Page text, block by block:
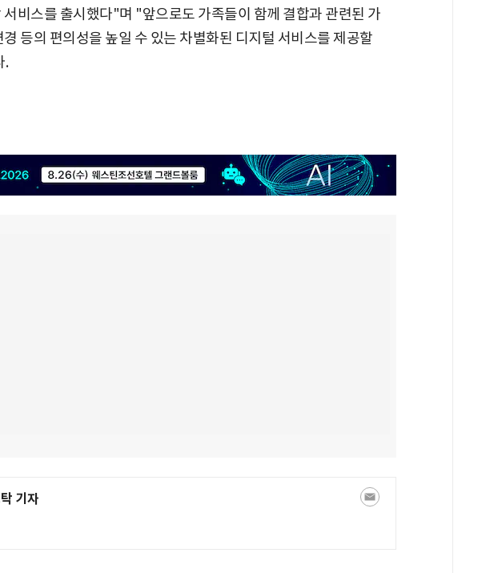
서비스를 출시했다"며 "앞으로도 가족들이 함께 결합과 관련된 가
등의 편의성을 높일 수 있는 차별화된 디지털 서비스를 제공할
.
기자